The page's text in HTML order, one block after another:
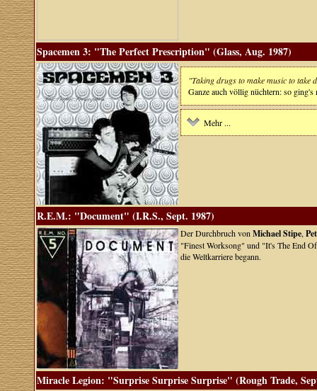
Spacemen 3: "The Perfect Prescription" (Glass, Aug. 1987)
"Taking drugs to make music to take
Ganze auch völlig nüchtern: so
Mehr ...
R.E.M.: "Document" (I.R.S., Sept. 1987)
Der Durchbruch von Michael Stipe,
"Finest Worksong" und "It's The End
die Weltkarriere begann.
Miracle Legion: "Surprise Surprise Surprise" (Rough Trade,